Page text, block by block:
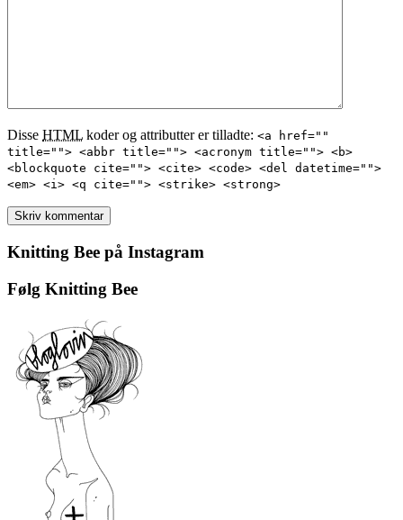
Disse HTML koder og attributter er tilladte: <a href=""
title=""> <abbr title=""> <acronym title=""> <b>
<blockquote cite=""> <cite> <code> <del datetime="">
<em> <i> <q cite=""> <strike> <strong>
Knitting Bee på Instagram
Følg Knitting Bee